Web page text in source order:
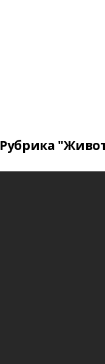
Рубрика